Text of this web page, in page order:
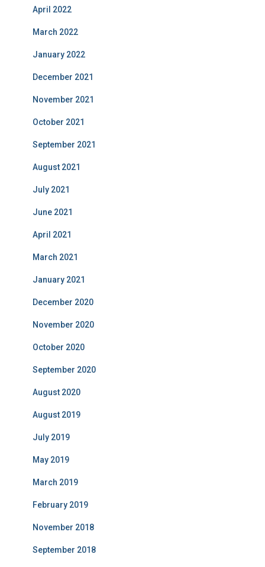
April 2022
March 2022
January 2022
December 2021
November 2021
October 2021
September 2021
August 2021
July 2021
June 2021
April 2021
March 2021
January 2021
December 2020
November 2020
October 2020
September 2020
August 2020
August 2019
July 2019
May 2019
March 2019
February 2019
November 2018
September 2018